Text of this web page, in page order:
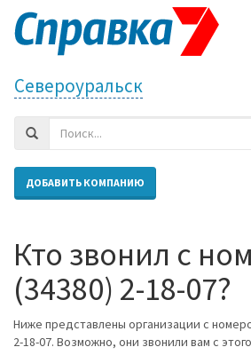
Североуральск
ДОБАВИТЬ КОМПАНИЮ
Кто звонил с
(34380) 2-18-07?
Ниже представлены организации с
2-18-07. Возможно, они звонили вам с